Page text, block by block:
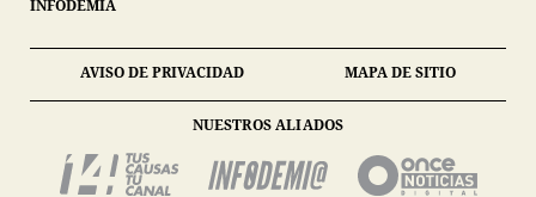
INFODEMIA
AVISO DE PRIVACIDAD MAPA DE SITIO
NUESTROS ALIADOS